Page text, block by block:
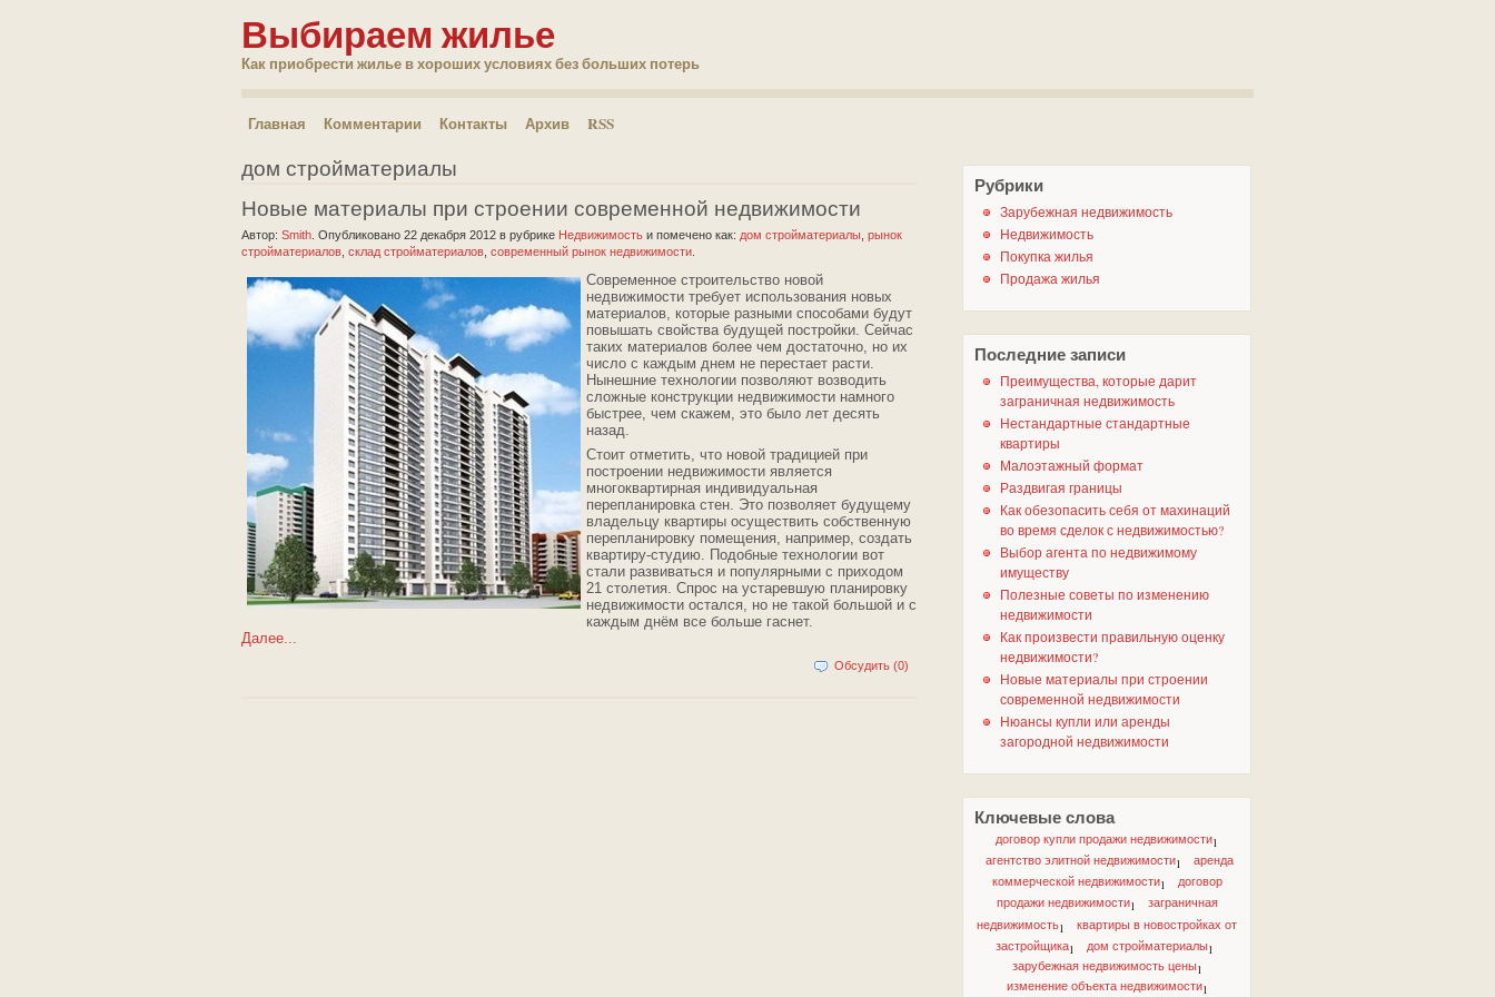
Выбираем жилье
Как приобрести жилье в хороших условиях без больших потерь
Главная Комментарии Контакты Архив RSS
Рубрики
Зарубежная недвижимость
Недвижимость
Покупка жилья
Продажа жилья
Последние записи
Преимущества, которые дарит
заграничная недвижимость
Нестандартные стандартные
квартиры
Малоэтажный формат
Раздвигая границы
Как обезопасить себя от махинаций
во время сделок с недвижимостью?
Выбор агента по недвижимому
имуществу
Полезные советы по изменению
недвижимости
Как произвести правильную оценку
недвижимости?
Новые материалы при строении
современной недвижимости
Нюансы купли или аренды
загородной недвижимости
Ключевые слова
договор купли продажи недвижимости1
агентство элитной недвижимости1
аренда
коммерческой недвижимости1
договор
продажи недвижимости1
заграничная
недвижимость1
квартиры в новостройках от
застройщика1 дом стройматериалы1
зарубежная недвижимость цены1
изменение объекта недвижимости1
дом стройматериалы
Новые материалы при строении современной недвижимости
Автор: Smith Опубликовано 22 декабря 2012 в рубрике Недвижимость и помечено как: дом стройматериалы рынок
стройматериалов склад стройматериалов современный рынок недвижимости
Современное строительство новой
недвижимости требует использования новых
материалов, которые разными способами будут
повышать свойства будущей постройки. Сейчас
таких материалов более чем достаточно, но их
число с каждым днем не перестает расти.
Нынешние технологии позволяют возводить
сложные конструкции недвижимости намного
быстрее, чем скажем, это было лет десять
назад.
Стоит отметить, что новой традицией при
построении недвижимости является
многоквартирная индивидуальная
перепланировка стен. Это позволяет будущему
владельцу квартиры осуществить собственную
перепланировку помещения, например, создать
квартиру-студию. Подобные технологии вот
стали развиваться и популярными с приходом
21 столетия. Спрос на устаревшую планировку
недвижимости остался, но не такой большой и с
каждым днём все больше гаснет.
Далее...
Обсудить (0)